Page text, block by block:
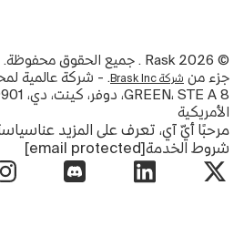
©
2026Rask . جميع الحقوق محفوظة.
جزء منشركة Brask Inc
. - شركة عالمية
الأمريكية
مرحبًا أيّ آي، تعرف على المزيد عنا
شروط الخدمة[email protected]